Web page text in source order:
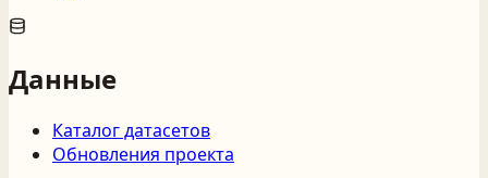
Данные
Каталог датасетов
Обновления проекта